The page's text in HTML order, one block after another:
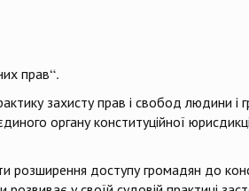
прав“.
захисту прав і свобод людини
органу конституційної
розширення доступу громадян до